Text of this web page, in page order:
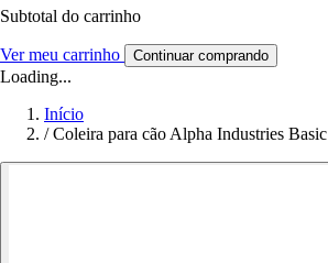
Subtotal do carrinho
Ver meu carrinho Continuar comprando
Loading...
Início
/ Coleira para cão Alpha Industries Basic